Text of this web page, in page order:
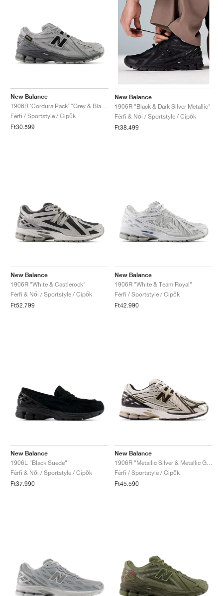
New Balance
1906R ‘Cordura Pack’ "Grey & Black"
Férfi / Sportstyle / Cipők
Ft30.599
New Balance
1906R "Black & Dark Silver Metallic"
Férfi & Női / Sportstyle / Cipők
Ft38.499
New Balance
1906R "White & Castlerock"
Férfi & Női / Sportstyle / Cipők
Ft52.799
New Balance
1906R "White & Team Royal"
Férfi / Sportstyle / Cipők
Ft42.990
New Balance
1906L "Black Suede"
Férfi & Női / Sportstyle / Cipők
Ft37.990
New Balance
1906R "Metallic Silver & Metallic Gold"
Férfi / Sportstyle / Cipők
Ft45.590